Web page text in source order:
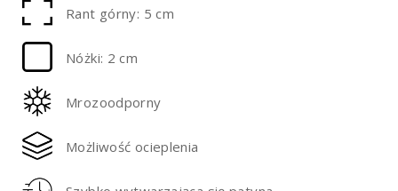
Rant górny: 5 cm
Nóżki: 2 cm
Mrozoodporny
Możliwość ocieplenia